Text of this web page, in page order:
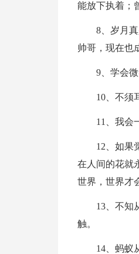
能放下执着；
8、岁月
帅哥，现在也
9、学会
10、不须
11、我会
12、如果
在人间的花就
世界，世界才
13、不知
触。
14、蚂蚁